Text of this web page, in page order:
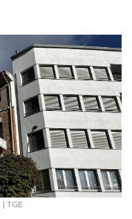
| TGE